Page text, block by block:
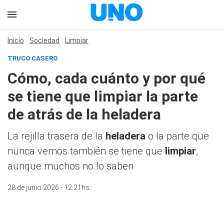
Inicio Sociedad Limpiar
TRUCO CASERO
Cómo, cada cuánto y por qué
se tiene que limpiar la parte
de atrás de la heladera
La rejilla trasera de la heladera o la parte que
nunca vemos también se tiene que limpiar,
aunque muchos no lo saben
28 de junio 2026 - 12:21hs